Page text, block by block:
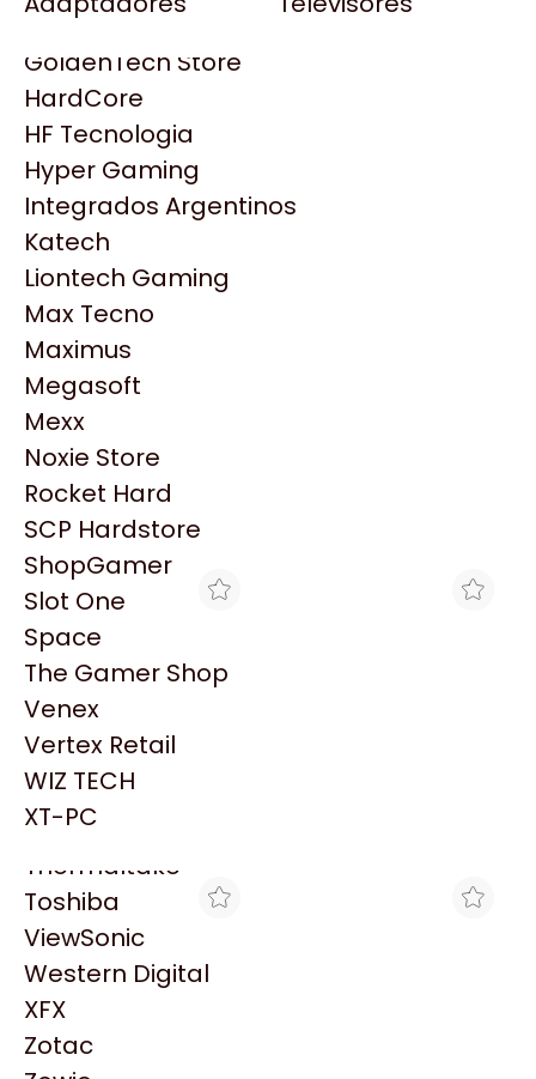
HP
HyperX
INNO3D
Intel
Kingston
Lenovo
Logitech
MSI
NVIDIA GeForce
NZXT
PNY
Palit
Philips
PowerColor
Razer
Redragon
Samsung
Sandisk
Sapphire
Seagate
Sentey
Solarmax
Thermaltake
Toshiba
ViewSonic
Western Digital
XFX
Zotac
Gezatek
GoldenTech Store
HardCore
HF Tecnologia
Hyper Gaming
Integrados Argentinos
Katech
Liontech Gaming
Max Tecno
Maximus
Megasoft
Mexx
Noxie Store
Rocket Hard
SCP Hardstore
ShopGamer
Slot One
Space
The Gamer Shop
Venex
Vertex Retail
WIZ TECH
XT-PC
Productos
Similares
Explorá más productos similares
MAX TECNO
LTO-9 HPE ULTRIUM 45TB
$292.787